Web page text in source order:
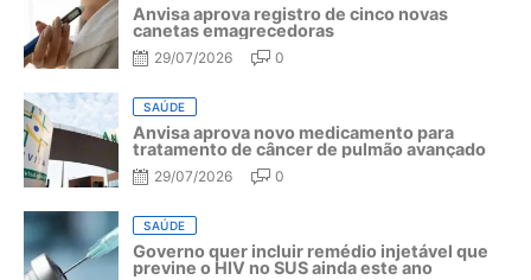
Anvisa aprova registro de cinco novas
canetas emagrecedoras
29/07/2026 0
SAÚDE
Anvisa aprova novo medicamento para
tratamento de câncer de pulmão avançado
29/07/2026 0
SAÚDE
Governo quer incluir remédio injetável que
previne o HIV no SUS ainda este ano